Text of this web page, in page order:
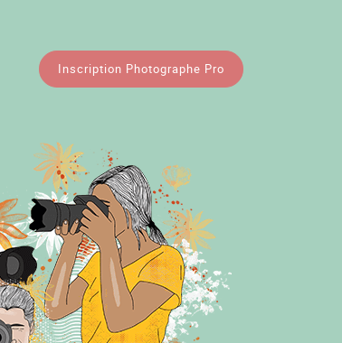
Inscription Photographe Pro